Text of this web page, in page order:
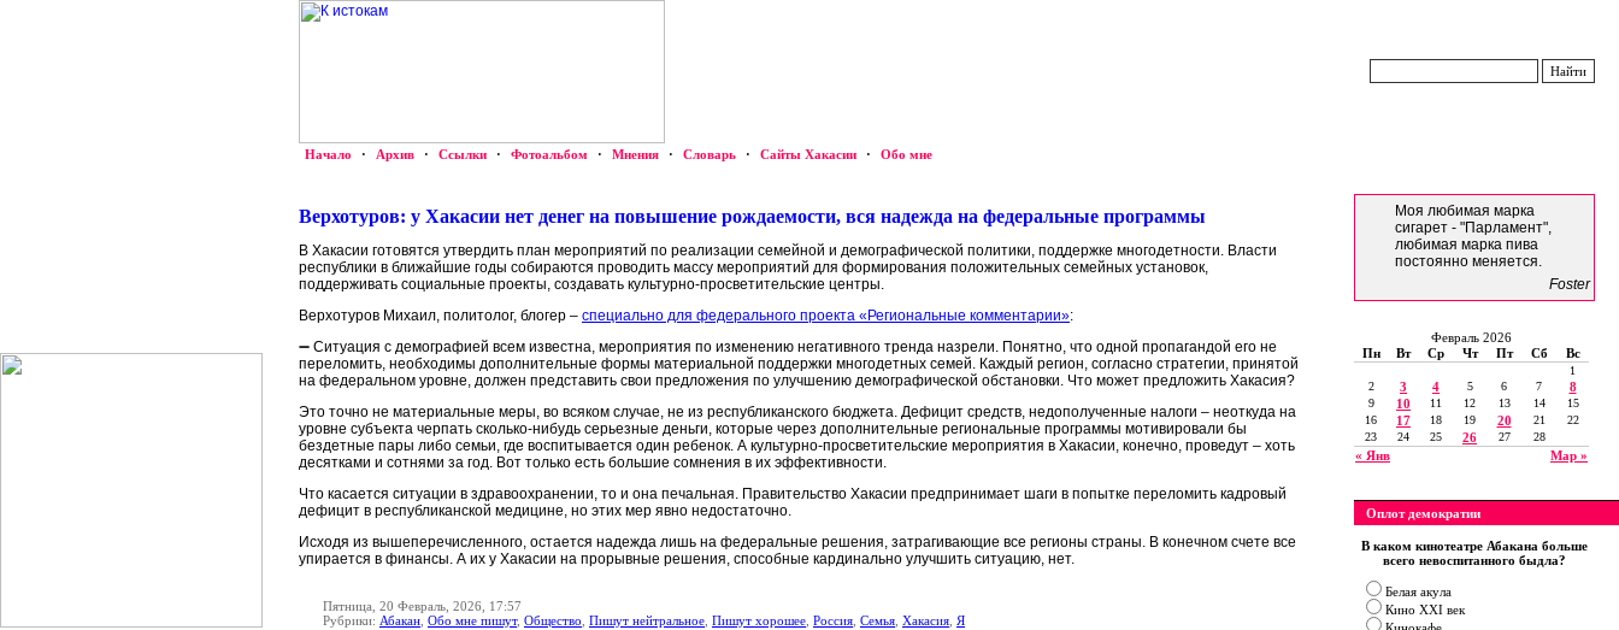
Начало · Архив · Ссылки · Фотоальбом · Мнения · Словарь · Сайты Хакасии · Обо мне
Верхотуров: у Хакасии нет денег на повышение рождаемости, вся надежда на федеральные программы
В Хакасии готовятся утвердить план мероприятий по реализации семейной и демографической политики, поддержке многодетности. Власти
республики в ближайшие годы собираются проводить массу мероприятий для формирования положительных семейных установок,
поддерживать социальные проекты, создавать культурно-просветительские центры.
Верхотуров Михаил, политолог, блогер – специально для федерального проекта «Региональные комментарии»:
➖ Ситуация с демографией всем известна, мероприятия по изменению негативного тренда назрели. Понятно, что одной пропагандой его не
переломить, необходимы дополнительные формы материальной поддержки многодетных семей. Каждый регион, согласно стратегии, принятой
на федеральном уровне, должен представить свои предложения по улучшению демографической обстановки. Что может предложить Хакасия?
Это точно не материальные меры, во всяком случае, не из республиканского бюджета. Дефицит средств, недополученные налоги – неоткуда на
уровне субъекта черпать сколько-нибудь серьезные деньги, которые через дополнительные региональные программы мотивировали бы
бездетные пары либо семьи, где воспитывается один ребенок. А культурно-просветительские мероприятия в Хакасии, конечно, проведут – хоть
десятками и сотнями за год. Вот только есть большие сомнения в их эффективности.
Что касается ситуации в здравоохранении, то и она печальная. Правительство Хакасии предпринимает шаги в попытке переломить кадровый
дефицит в республиканской медицине, но этих мер явно недостаточно.
Исходя из вышеперечисленного, остается надежда лишь на федеральные решения, затрагивающие все регионы страны. В конечном счете все
упирается в финансы. А их у Хакасии на прорывные решения, способные кардинально улучшить ситуацию, нет.
Пятница, 20 Февраль, 2026, 17:57
Рубрики: Абакан Обо мне пишут, Общество Пишут нейтральное Пишут хорошее Россия Семья Хакасия Я
Моя любимая марка
сигарет - "Парламент",
любимая марка пива
постоянно меняется.
Foster
Февраль 2026
Пн
Вт Ср Чт Пт Сб Вс
« Янв Мар »
1
2
3 4 5 6 7 8
9 10 11 12 13 14
15
16
17 18 19 20 21
22
23
24 25 26 27 28
Оплот демократии
В каком кинотеатре Абакана больше
всего невоспитанного быдла?
Белая акула
Кино XXI век